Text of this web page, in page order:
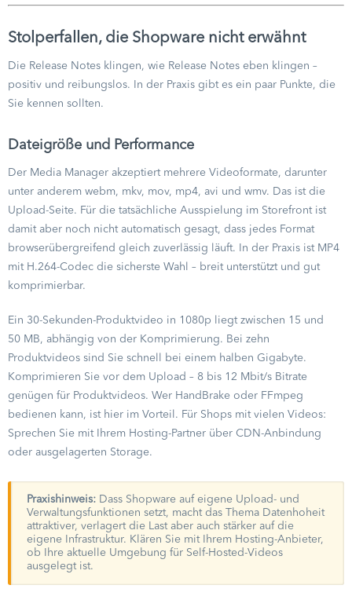
Stolperfallen, die Shopware nicht erwähnt
Die Release Notes klingen, wie Release Notes eben klingen –
positiv und reibungslos. In der Praxis gibt es ein paar Punkte, die
Sie kennen sollten.
Dateigröße und Performance
Der Media Manager akzeptiert mehrere Videoformate, darunter
unter anderem webm, mkv, mov, mp4, avi und wmv. Das ist die
Upload-Seite. Für die tatsächliche Ausspielung im Storefront ist
damit aber noch nicht automatisch gesagt, dass jedes Format
browserübergreifend gleich zuverlässig läuft. In der Praxis ist MP4
mit H.264-Codec die sicherste Wahl – breit unterstützt und gut
komprimierbar.
Ein 30-Sekunden-Produktvideo in 1080p liegt zwischen 15 und
50 MB, abhängig von der Komprimierung. Bei zehn
Produktvideos sind Sie schnell bei einem halben Gigabyte.
Komprimieren Sie vor dem Upload – 8 bis 12 Mbit/s Bitrate
genügen für Produktvideos. Wer HandBrake oder FFmpeg
bedienen kann, ist hier im Vorteil. Für Shops mit vielen Videos:
Sprechen Sie mit Ihrem Hosting-Partner über CDN-Anbindung
oder ausgelagerten Storage.
Praxishinweis: Dass Shopware auf eigene Upload- und
Verwaltungsfunktionen setzt, macht das Thema Datenhoheit
attraktiver, verlagert die Last aber auch stärker auf die
eigene Infrastruktur. Klären Sie mit Ihrem Hosting-Anbieter,
ob Ihre aktuelle Umgebung für Self-Hosted-Videos
ausgelegt ist.